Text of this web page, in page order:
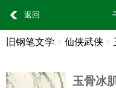
返回
旧钢笔文学 > 仙侠武侠 >
玉骨冰